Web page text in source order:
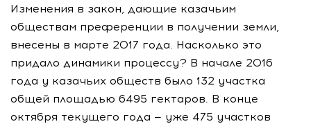
Изменения в закон, дающие казачьим
обществам преференции в получении земли,
внесены в марте 2017 года. Насколько это
придало динамики процессу? В начале 2016
года у казачьих обществ было 132 участка
общей площадью 6495 гектаров. В конце
октября текущего года — уже 475 участков